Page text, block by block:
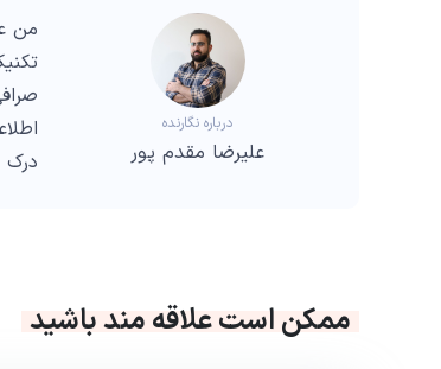
درباره نگارنده
علیرضا مقدم پور
من
درک
ممکن است علاقه مند باشید